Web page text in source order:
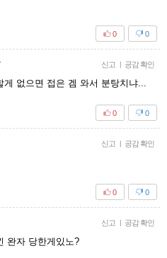
0
0
신고 | 공감 확인
게 없으면 접은 겜 와서 분탕치냐...
0
0
신고 | 공감 확인
0
0
신고 | 공감 확인
완자 당한게있노?